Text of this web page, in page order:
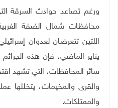
ورغم تصاعد حوادث السرقة
محافظات شمال الضفة
اللتين تتعرضان لعدوان
يناير الماضي، فإن هذه الجرائم
سائر المحافظات، التي تشهد
والقرى والمخيمات، يتخللها
والممتلكات.